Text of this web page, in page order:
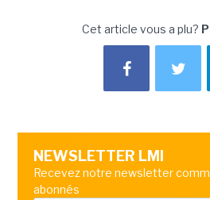
Cet article vous a plu?
NEWSLETTER LMI
Recevez notre newsletter
abonnés